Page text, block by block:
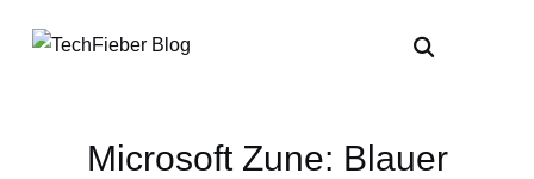
Microsoft Zune: Blauer